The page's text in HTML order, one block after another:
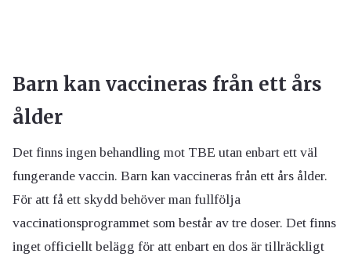
Barn kan vaccineras från ett års
ålder
Det finns ingen behandling mot TBE utan enbart ett väl
fungerande vaccin. Barn kan vaccineras från ett års ålder.
För att få ett skydd behöver man fullfölja
vaccinationsprogrammet som består av tre doser. Det finns
inget officiellt belägg för att enbart en dos är tillräckligt